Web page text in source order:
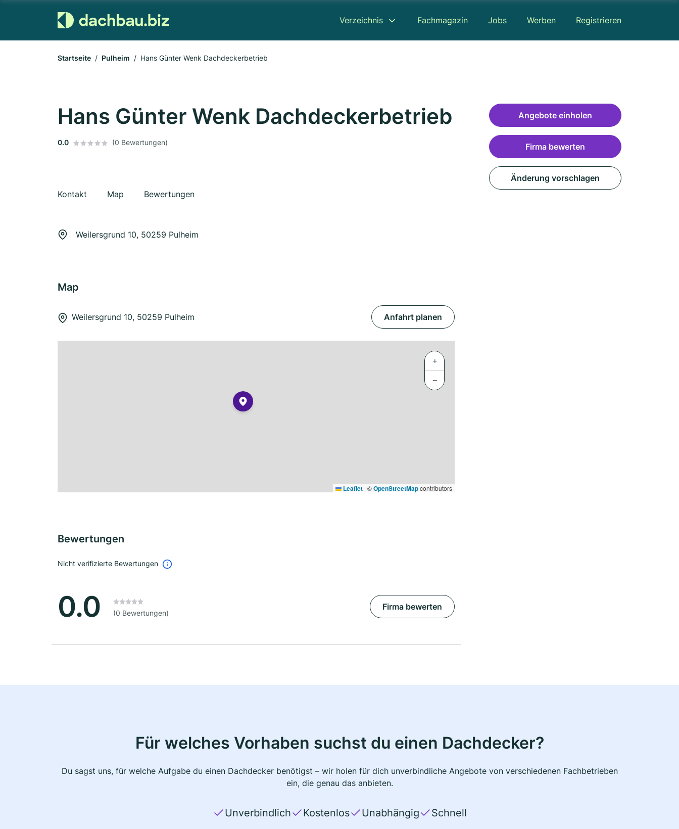
Verzeichnis Fachmagazin Jobs Werben Registrieren
Startseite Pulheim Hans Günter Wenk Dachdeckerbetrieb
Hans Günter Wenk Dachdeckerbetrieb
0.0 (0 Bewertungen)
Kontakt Map Bewertungen
Weilersgrund 10, 50259 Pulheim
Map
Weilersgrund 10, 50259 Pulheim Anfahrt planen
+
−
Leaflet | ©OpenStreetMapcontributors
Bewertungen
Nicht verifizierte Bewertungen
0.0 (0 Bewertungen)
Firma bewerten
Angebote einholen
Firma bewerten
Änderung vorschlagen
Für welches Vorhaben suchst du einen Dachdecker?
Du sagst uns, für welche Aufgabe du einen Dachdecker benötigst – wir holen für dich unverbindliche Angebote von verschiedenen Fachbetrieben
ein, die genau das anbieten.
Unverbindlich Kostenlos Unabhängig Schnell